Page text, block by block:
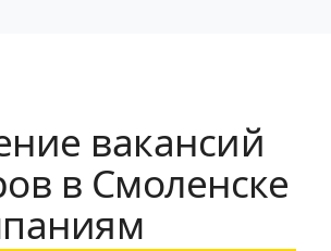
вакансий
в Смоленске